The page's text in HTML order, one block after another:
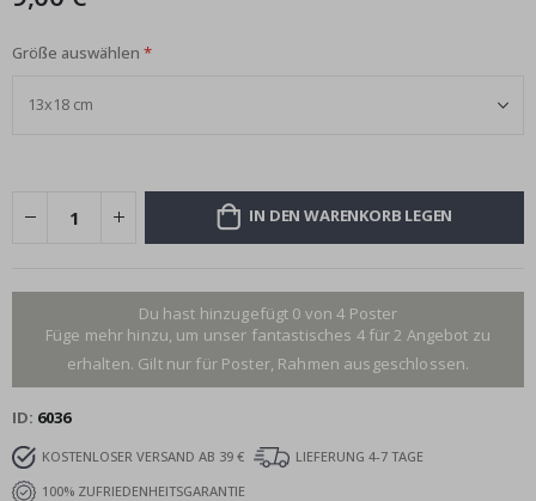
Größe auswählen
IN DEN WARENKORB LEGEN
Du hast hinzugefügt 0 von 4 Poster
Füge mehr hinzu, um unser fantastisches 4 für 2 Angebot zu
erhalten. Gilt nur für Poster, Rahmen ausgeschlossen.
ID 6036
KOSTENLOSER VERSAND AB 39 €
LIEFERUNG 4-7 TAGE
100% ZUFRIEDENHEITSGARANTIE